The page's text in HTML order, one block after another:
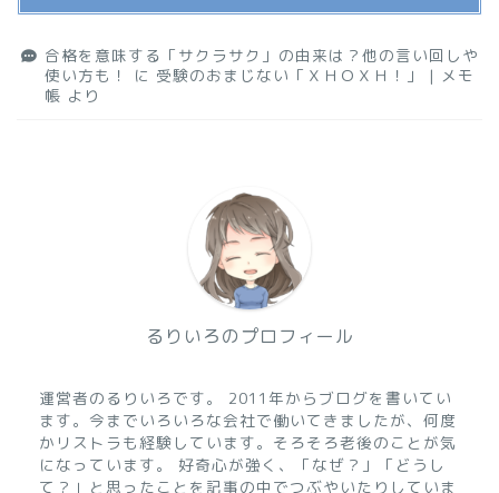
合格を意味する「サクラサク」の由来は？他の言い回しや
使い方も！
に 受験のおまじない「ＸＨＯＸＨ！」 | メモ
帳 より
るりいろのプロフィール
運営者のるりいろです。 2011年からブログを書いてい
ます。今までいろいろな会社で働いてきましたが、何度
かリストラも経験しています。そろそろ老後のことが気
になっています。 好奇心が強く、「なぜ？」「どうし
て？」と思ったことを記事の中でつぶやいたりしていま